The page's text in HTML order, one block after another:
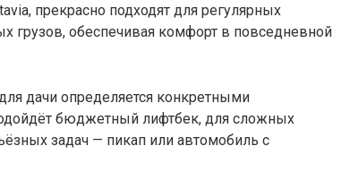
прекрасно подходят для регулярных
грузов, обеспечивая комфорт в повседневной
дачи определяется конкретными
бюджетный лифтбек, для сложных
задач — пикап или автомобиль с